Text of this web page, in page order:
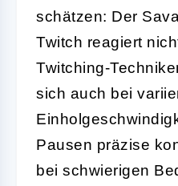
schätzen: Der
Twitch reagiert
Twitching-
sich auch bei
Pausen präzise
bei schwierigen